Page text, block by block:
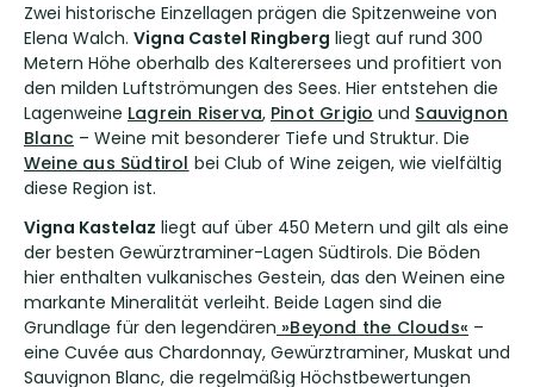
Zwei historische Einzellagen prägen die Spitzenweine von
Elena Walch. Vigna Castel Ringberg liegt auf rund 300
Metern Höhe oberhalb des Kalterersees und profitiert von
den milden Luftströmungen des Sees. Hier entstehen die
Lagenweine Lagrein Riserva, Pinot Grigio und Sauvignon
Blanc – Weine mit besonderer Tiefe und Struktur. Die
Weine aus Südtirol bei Club of Wine zeigen, wie vielfältig
diese Region ist.
Vigna Kastelaz liegt auf über 450 Metern und gilt als eine
der besten Gewürztraminer-Lagen Südtirols. Die Böden
hier enthalten vulkanisches Gestein, das den Weinen eine
markante Mineralität verleiht. Beide Lagen sind die
Grundlage für den legendären »Beyond the Clouds« –
eine Cuvée aus Chardonnay, Gewürztraminer, Muskat und
Sauvignon Blanc, die regelmäßig Höchstbewertungen